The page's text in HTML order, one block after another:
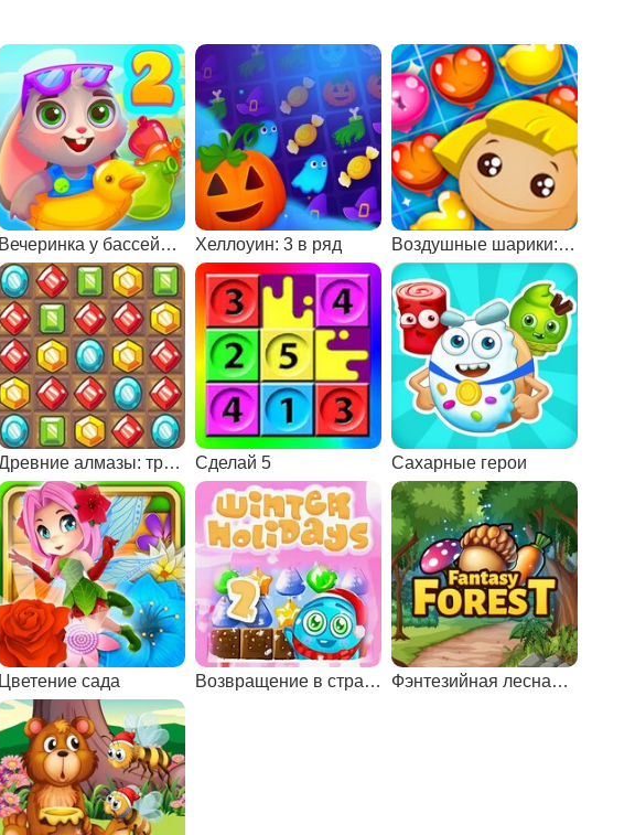
Вечеринка у бассейна 2 Хеллоуин: 3 в ряд Воздушные шарики: три в ряд
Древние алмазы: три в ряд Сделай 5 Сахарные герои
Цветение сада Возвращение в страну Санты: зимние каникулы Фэнтезийная лесная головоломка